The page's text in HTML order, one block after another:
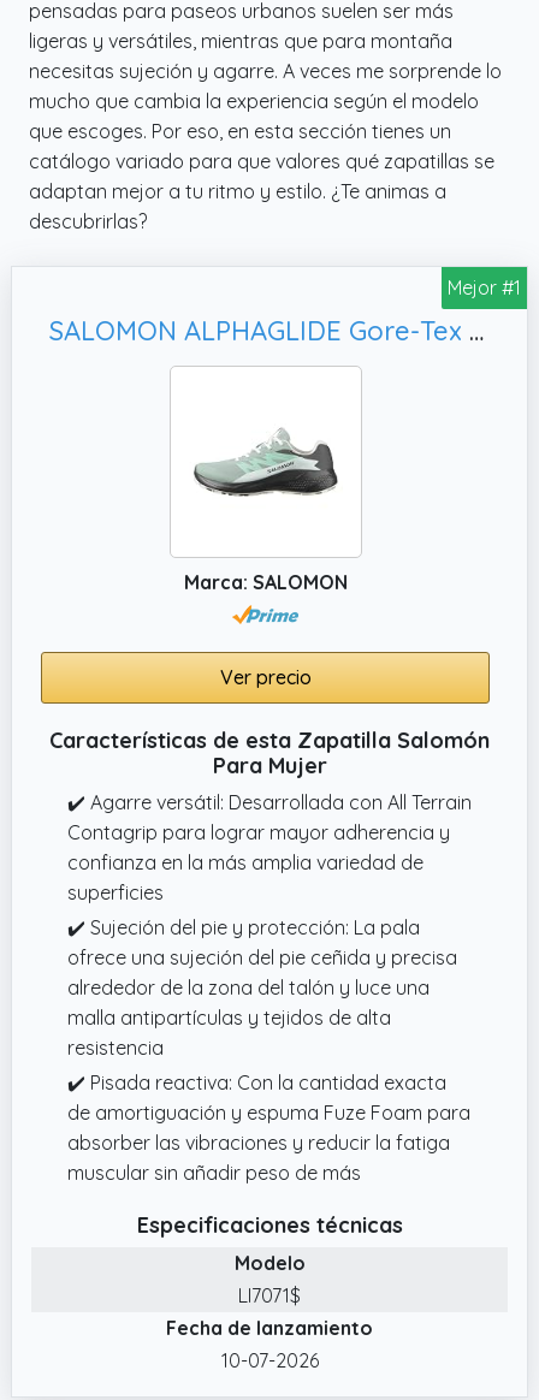
pensadas para paseos urbanos suelen ser más
ligeras y versátiles, mientras que para montaña
necesitas sujeción y agarre. A veces me sorprende lo
mucho que cambia la experiencia según el modelo
que escoges. Por eso, en esta sección tienes un
catálogo variado para que valores qué zapatillas se
adaptan mejor a tu ritmo y estilo. ¿Te animas a
descubrirlas?
Mejor #1
SALOMON ALPHAGLIDE Gore-Tex Impermeables Zapatillas de Senderismo para Mujer
Marca: SALOMON
Ver precio
Características de esta Zapatilla Salomón
Para Mujer
✔️ Agarre versátil: Desarrollada con All Terrain
Contagrip para lograr mayor adherencia y
confianza en la más amplia variedad de
superficies
✔️ Sujeción del pie y protección: La pala
ofrece una sujeción del pie ceñida y precisa
alrededor de la zona del talón y luce una
malla antipartículas y tejidos de alta
resistencia
✔️ Pisada reactiva: Con la cantidad exacta
de amortiguación y espuma Fuze Foam para
absorber las vibraciones y reducir la fatiga
muscular sin añadir peso de más
Especificaciones técnicas
Modelo
LI7071$
Fecha de lanzamiento
10-07-2026